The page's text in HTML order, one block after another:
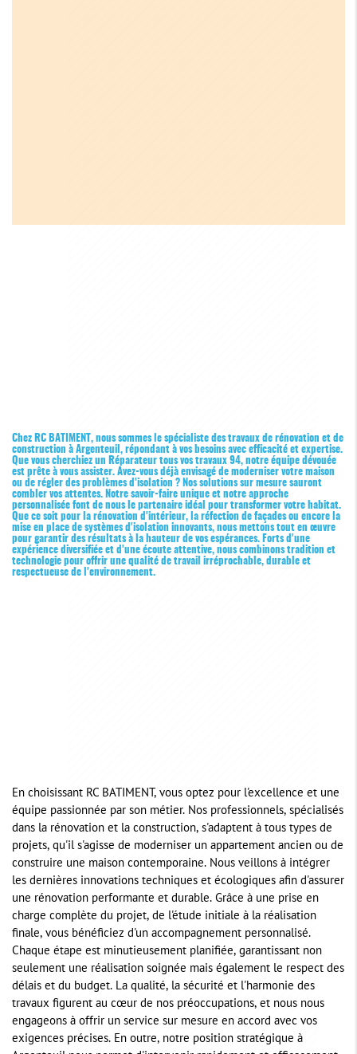
Chez RC BATIMENT, nous sommes le spécialiste des travaux de rénovation et de
construction à Argenteuil, répondant à vos besoins avec efficacité et expertise.
Que vous cherchiez un Réparateur tous vos travaux 94, notre équipe dévouée
est prête à vous assister. Avez-vous déjà envisagé de moderniser votre maison
ou de régler des problèmes d'isolation ? Nos solutions sur mesure sauront
combler vos attentes. Notre savoir-faire unique et notre approche
personnalisée font de nous le partenaire idéal pour transformer votre habitat.
Que ce soit pour la rénovation d'intérieur, la réfection de façades ou encore la
mise en place de systèmes d'isolation innovants, nous mettons tout en œuvre
pour garantir des résultats à la hauteur de vos espérances. Forts d'une
expérience diversifiée et d'une écoute attentive, nous combinons tradition et
technologie pour offrir une qualité de travail irréprochable, durable et
respectueuse de l'environnement.
En choisissant RC BATIMENT, vous optez pour l'excellence et une
équipe passionnée par son métier. Nos professionnels, spécialisés
dans la rénovation et la construction, s'adaptent à tous types de
projets, qu'il s'agisse de moderniser un appartement ancien ou de
construire une maison contemporaine. Nous veillons à intégrer
les dernières innovations techniques et écologiques afin d'assurer
une rénovation performante et durable. Grâce à une prise en
charge complète du projet, de l'étude initiale à la réalisation
finale, vous bénéficiez d'un accompagnement personnalisé.
Chaque étape est minutieusement planifiée, garantissant non
seulement une réalisation soignée mais également le respect des
délais et du budget. La qualité, la sécurité et l'harmonie des
travaux figurent au cœur de nos préoccupations, et nous nous
engageons à offrir un service sur mesure en accord avec vos
exigences précises. En outre, notre position stratégique à